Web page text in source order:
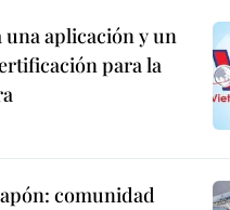
una aplicación y un
para la
comunidad